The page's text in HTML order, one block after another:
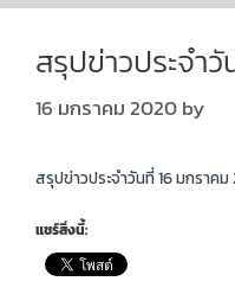
สรุปข่าวประจำ
16 มกราคม 2020by
สรุปข่าวประจำวันที่ 16 มกราคม
แชร์สิ่งนี้: